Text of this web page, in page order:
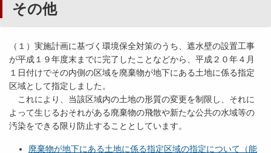
その他
（１）実施計画に基づく環境保全対策のうち、遮水壁の設置工事
が平成１９年度末までに完了したことなどから、平成２０年４月
１日付けでその内側の区域を廃棄物が地下にある土地に係る指定
区域として指定しました。
これにより、当該区域内の土地の形質の変更を制限し、それに
よって生じるおそれがある廃棄物の飛散や新たな公共の水域等の
汚染をできる限り防止することとしています。
廃棄物が地下にある土地に係る指定区域の指定について（能